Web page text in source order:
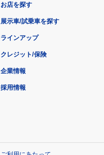
お店を探す
展示車/試乗車を探す
ラインアップ
クレジット/保険
企業情報
採用情報